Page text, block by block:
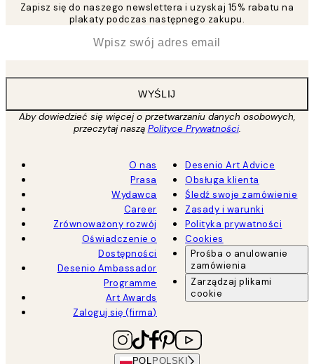
Zapisz się do naszego newslettera i uzyskaj 15% rabatu na
plakaty podczas następnego zakupu.
WYŚLIJ
Aby dowiedzieć się więcej o przetwarzaniu danych osobowych,
przeczytaj naszą Polityce Prywatności.
O nas
Prasa
Wydawca
Career
Zrównoważony rozwój
Oświadczenie o
Dostępności
Desenio Ambassador
Programme
Art Awards
Zaloguj się (firma)
Desenio Art Advice
Obsługa klienta
Śledź swoje zamówienie
Zasady i warunki
Polityka prywatności
Cookies
Prośba o anulowanie
zamówienia
Zarządzaj plikami
cookie
POL POLSKI